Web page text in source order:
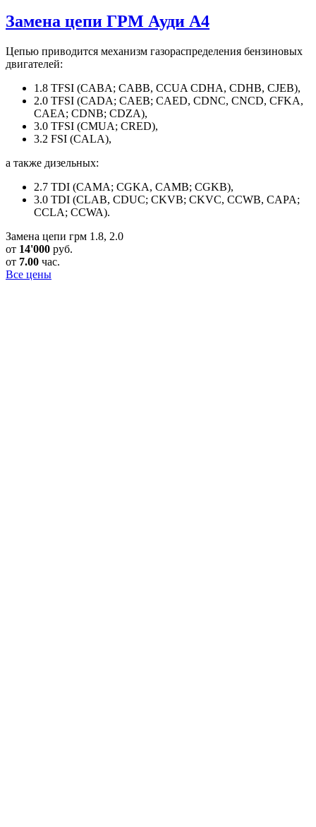
Замена цепи ГРМ Ауди А4
Цепью приводится механизм газораспределения бензиновых
двигателей:
1.8 TFSI (CABA; CABB, CCUA CDHA, CDHB, CJEB),
2.0 TFSI (CADA; CAEB; CAED, CDNC, CNCD, CFKA,
CAEA; CDNB; CDZA),
3.0 TFSI (CMUA; CRED),
3.2 FSI (CALA),
а также дизельных:
2.7 TDI (CAMA; CGKA, CAMB; CGKB),
3.0 TDI (CLAB, CDUC; CKVB; CKVC, CCWB, CAPA;
CCLA; CCWA).
Замена цепи грм 1.8, 2.0
от 14'000 руб.
от 7.00 час.
Все цены